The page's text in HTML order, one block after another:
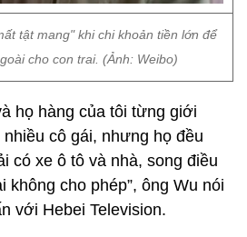
tật mang" khi chi khoản tiền lớn để
cho con trai. (Ảnh: Weibo)
họ hàng của tôi từng giới
cô gái, nhưng họ đều
có xe ô tô và nhà, song điều
không cho phép”, ông Wu nói
với Hebei Television.